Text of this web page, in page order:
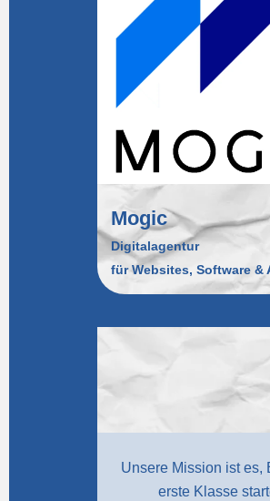
Mogic
Digitalagentur
für Websites, Software &
Unsere Mission ist es,
erste Klasse